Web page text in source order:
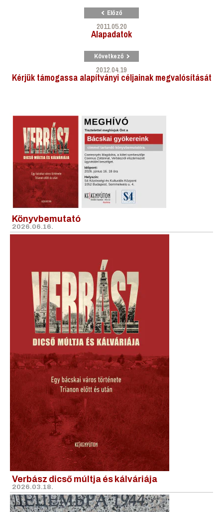
Előző
2011.05.20
Alapadatok
Következő
2012.04.19
Kérjük támogassa alapítványi céljainak megvalósítását
Könyvbemutató
2026.06.16.
Verbász dicső múltja és kálváriája
2026.03.18.